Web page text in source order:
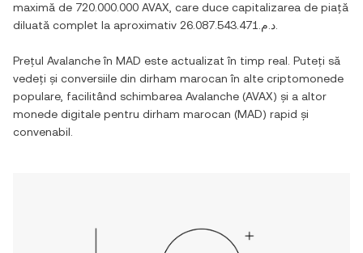
maximă de 720.000.000 AVAX , care duce capitalizarea de piață
diluată complet la aproximativ
د.م.26.087.543.471
Prețul Avalancheîn MAD este actualizat în timp real. Puteți să
vedeți și conversiile din dirham marocan în alte criptomonede
populare, facilitând schimbarea Avalanche (AVAX) și a altor
monede digitale pentru dirham marocan (MAD) rapid și
convenabil.